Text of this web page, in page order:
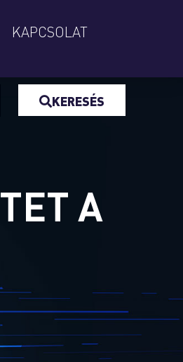
KAPCSOLAT
KERESÉS
A